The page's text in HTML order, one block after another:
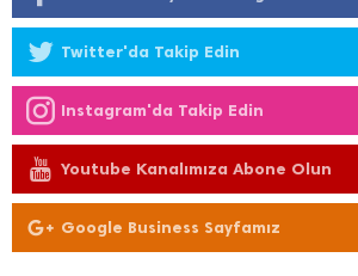
Twitter'da Takip Edin
Instagram'da Takip Edin
Youtube Kanalımıza Abone Olun
Google Business Sayfamız